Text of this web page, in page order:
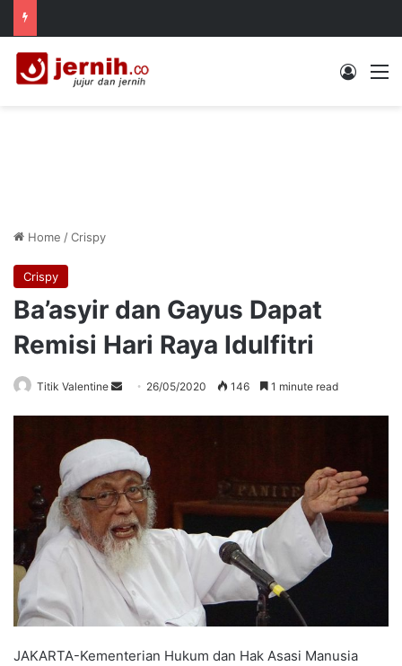
Log In
Home /Crispy
Crispy
Ba’asyir dan Gayus Dapat
Remisi Hari Raya Idulfitri
Titik Valentine
Send 26/05/2020 146 1 minute read
JAKARTA-Kementerian Hukum dan Hak Asasi Manusia